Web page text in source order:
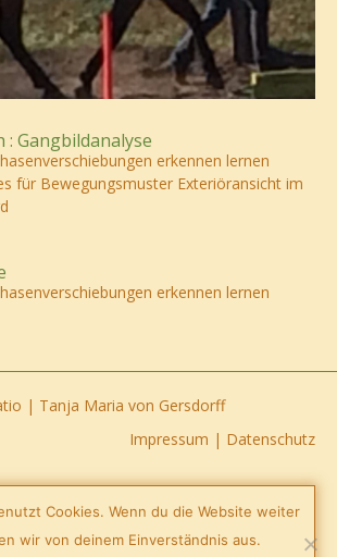
: Gangbildanalyse
erkennen lernen
für Bewegungsmuster Exteriöransicht im
erkennen lernen
| Tanja Maria von Gersdorff
Datenschutz
|
Impressum
Facebook
Cookies. Wenn du die Website weiter
wir von deinem Einverständnis aus.